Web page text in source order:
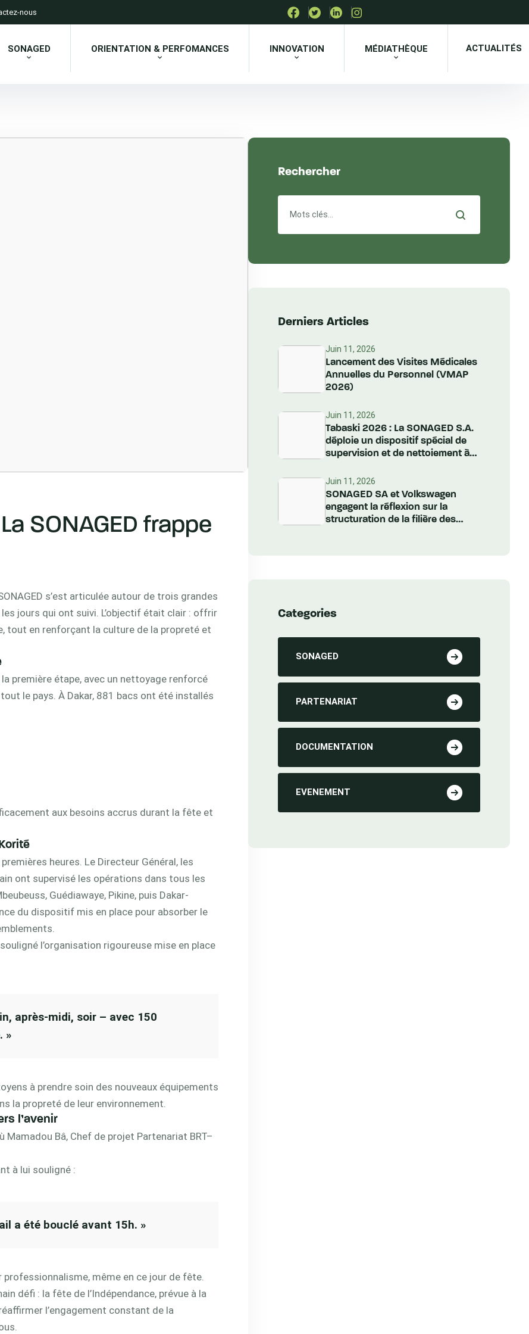
nous
SONAGED ORIENTATION & PERFOMANCES INNOVATION MÉDIATHÈQUE ACTUALITÉS
SONAGED frappe
s’est articulée autour de trois grandes
jours qui ont suivi. L’objectif était clair : offrir
tout en renforçant la culture de la propreté et
la première étape, avec un nettoyage renforcé
le pays. À Dakar, 881 bacs ont été installés
aux besoins accrus durant la fête et
heures. Le Directeur Général, les
ont supervisé les opérations dans tous les
Guédiawaye, Pikine, puis Dakar-
du dispositif mis en place pour absorber le
l’organisation rigoureuse mise en place
après-midi, soir – avec 150
»
à prendre soin des nouveaux équipements
la propreté de leur environnement.
l’avenir
Mamadou Bâ, Chef de projet Partenariat BRT–
à lui souligné :
a été bouclé avant 15h. »
même en ce jour de fête.
défi : la fête de l’Indépendance, prévue à la
l’engagement constant de la
Rechercher
Derniers Articles
Juin 11, 2026
Lancement des Visites Médicales
Annuelles du Personnel (VMAP
2026)
Juin 11, 2026
Tabaski 2026 : La SONAGED S.A.
déploie un dispositif spécial de
supervision et de nettoiement à
Juin 11, 2026
SONAGED SA et Volkswagen
engagent la réflexion sur la
structuration de la filière des
Categories
SONAGED
PARTENARIAT
DOCUMENTATION
EVENEMENT